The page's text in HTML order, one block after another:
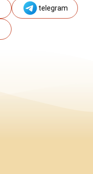
telegram